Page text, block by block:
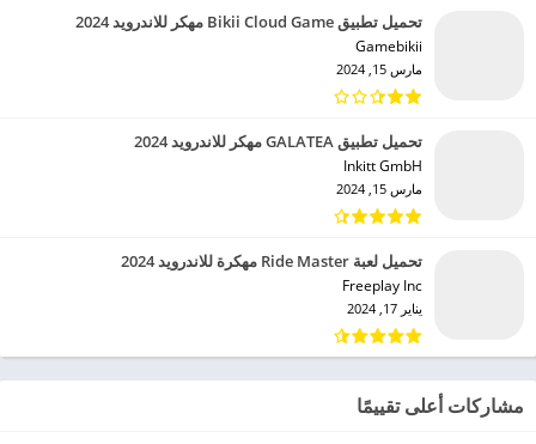
تحميل تطبيق Bikii Cloud Game مهكر للاندرويد 2024
Gamebikii‏
مارس 15, 2024
تحميل تطبيق GALATEA مهكر للاندرويد 2024
Inkitt GmbH‏
مارس 15, 2024
تحميل لعبة Ride Master مهكرة للاندرويد 2024
Freeplay Inc‏
يناير 17, 2024
مشاركات أعلى تقييمًا